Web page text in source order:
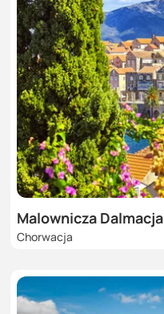
Malownicza Dalmacja
Chorwacja